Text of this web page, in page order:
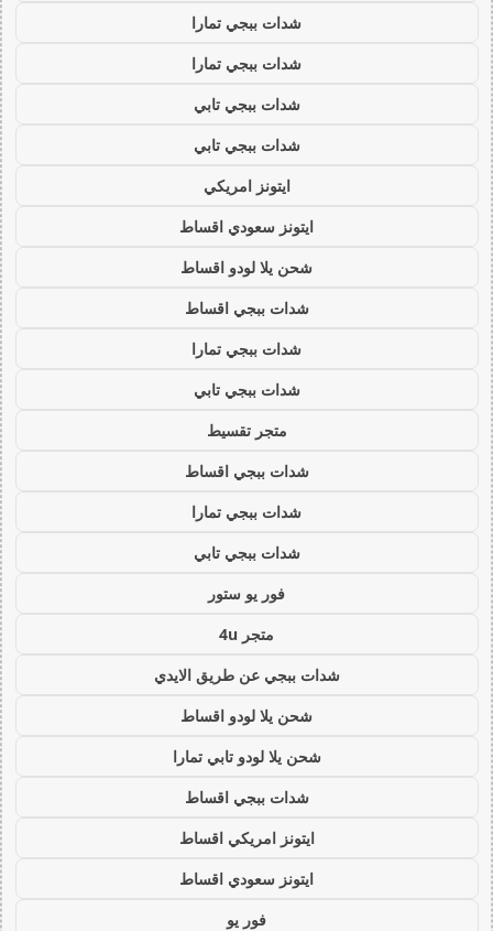
شدات ببجي تمارا
شدات ببجي تمارا
شدات ببجي تابي
شدات ببجي تابي
ايتونز امريكي
ايتونز سعودي اقساط
شحن يلا لودو اقساط
شدات ببجي اقساط
شدات ببجي تمارا
شدات ببجي تابي
متجر تقسيط
شدات ببجي اقساط
شدات ببجي تمارا
شدات ببجي تابي
فور يو ستور
متجر 4u
شدات ببجي عن طريق الايدي
شحن يلا لودو اقساط
شحن يلا لودو تابي تمارا
شدات ببجي اقساط
ايتونز امريكي اقساط
ايتونز سعودي اقساط
فور يو